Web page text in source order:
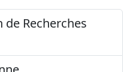
de Recherches